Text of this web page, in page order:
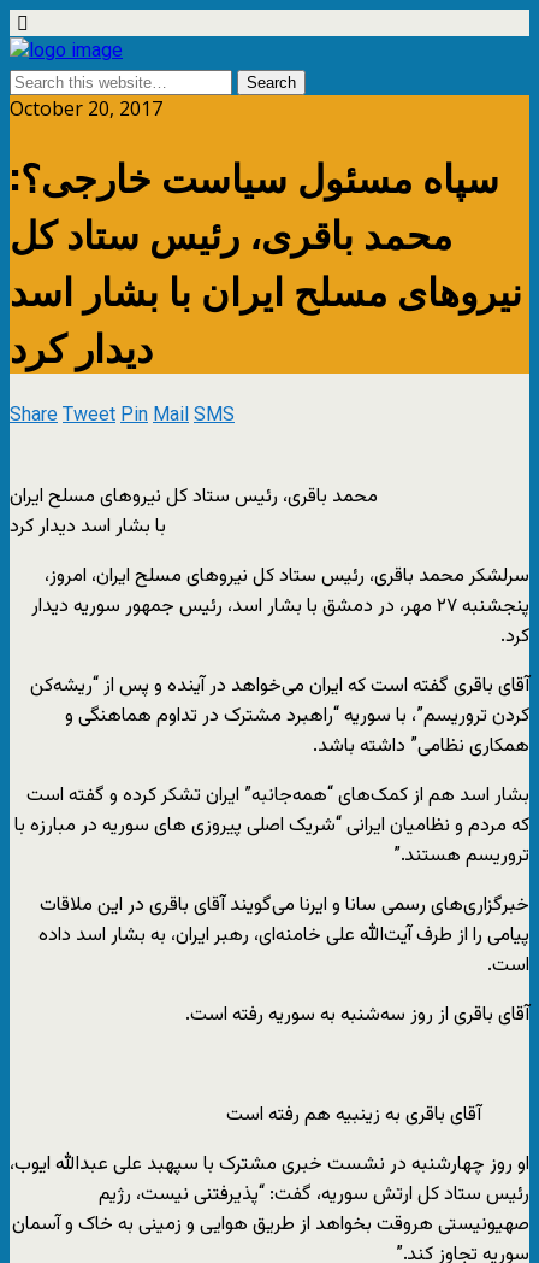
October 20, 2017
سپاه مسئول سیاست خارجی؟:
محمد باقری، رئیس ستاد کل
نیروهای مسلح ایران با بشار اسد
دیدار کرد
ShareTweetPinMailSMS
محمد باقری، رئیس ستاد کل نیروهای مسلح ایران
با بشار اسد دیدار کرد
سرلشکر محمد باقری، رئیس ستاد کل نیروهای مسلح ایران، امروز،
پنجشنبه ٢٧ مهر، در دمشق با بشار اسد، رئیس جمهور سوریه دیدار
کرد.
آقای باقری گفته است که ایران می‌خواهد در آینده و پس از “ریشه‌کن
کردن تروریسم”، با سوریه “راهبرد مشترک در تداوم هماهنگی و
همکاری نظامی” داشته باشد.
بشار اسد هم از کمک‌های “همه‌جانبه” ایران تشکر کرده و گفته است
که مردم و نظامیان ایرانی “شریک اصلی پیروزی های سوریه در مبارزه با
تروریسم هستند.”
خبرگزاری‌های رسمی سانا و ایرنا می‌گویند آقای باقری در این ملاقات
پیامی را از طرف آیت‌الله علی خامنه‌ای، رهبر ایران، به بشار اسد داده
است.
آقای باقری از روز سه‌شنبه به سوریه رفته است.
آقای باقری به زینبیه هم رفته است
او روز چهارشنبه در نشست خبری مشترک با سپهبد علی عبدالله ایوب،
رئیس ستاد کل ارتش سوریه، گفت: “پذیرفتنی نیست، رژیم
صهیونیستی هروقت بخواهد از طریق هوایی و زمینی به خاک و آسمان
سوریه تجاوز کند.”